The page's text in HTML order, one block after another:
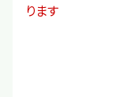
ります